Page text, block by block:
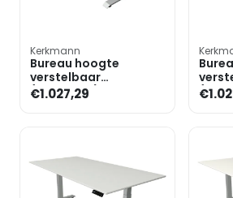
Kerkmann
Bureau hoogte
verstelbaar
(elektrisch) »Move 4«
200 cm T-poot
€1.027,29
200